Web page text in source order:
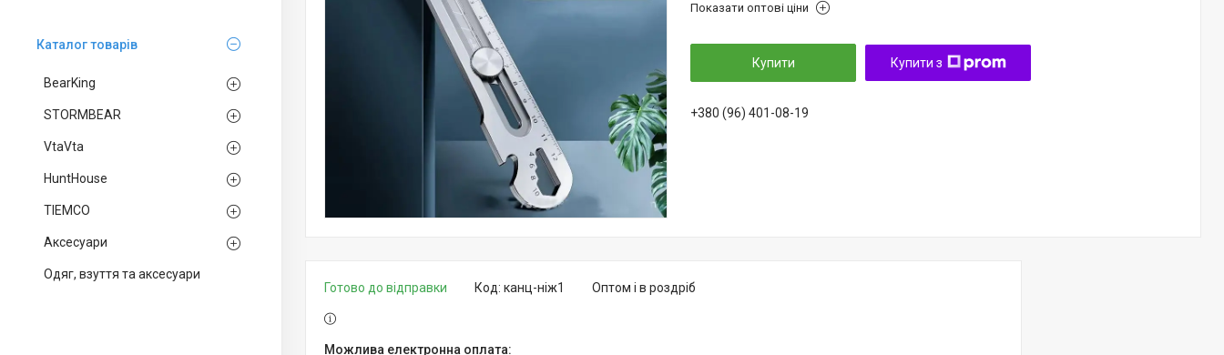
Каталог товарів
BearKing
STORMBEAR
VtaVta
HuntHouse
TIEMCO
Аксесуари
Одяг, взуття та аксесуари
Показати оптові ціни
Купити Купити з
+380 (96) 401-08-19
Готово до відправки Оптом і в роздріб
Код: канц-ніж1